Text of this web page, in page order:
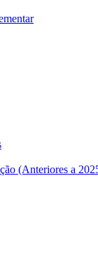
(Anteriores a